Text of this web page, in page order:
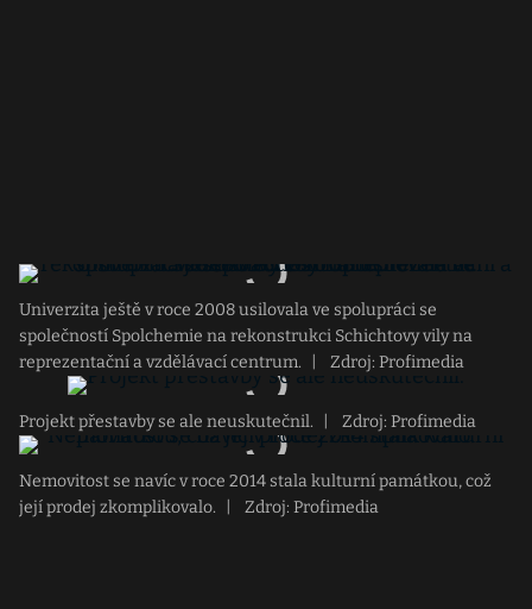
Univerzita ještě v roce 2008 usilovala ve spolupráci se
společností Spolchemie na rekonstrukci Schichtovy vily na
reprezentační a vzdělávací centrum.
Zdroj: Profimedia
Projekt přestavby se ale neuskutečnil. Zdroj: Profimedia
Nemovitost se navíc v roce 2014 stala kulturní památkou, což
její prodej zkomplikovalo.
Zdroj: Profimedia